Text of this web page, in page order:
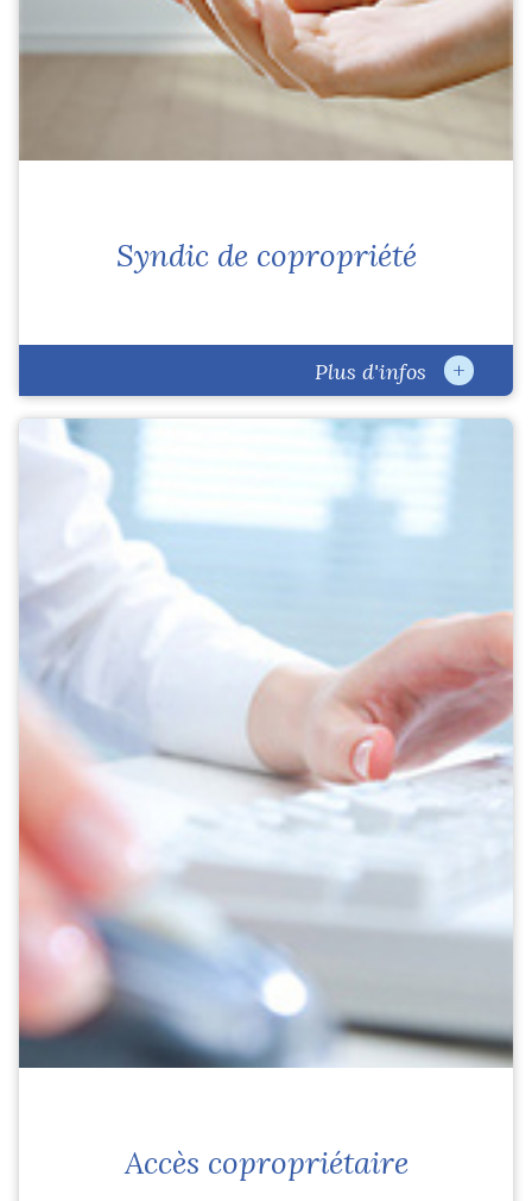
Syndic de copropriété
Plus d'infos +
Accès copropriétaire